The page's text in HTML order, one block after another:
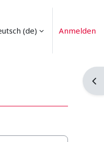
‎(de)‎ Anmelden